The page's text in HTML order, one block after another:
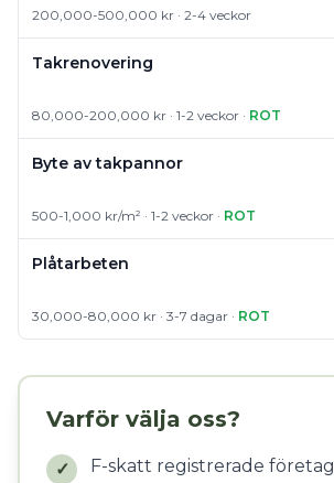
200,000-500,000 kr · 2-4 veckor
Takrenovering
80,000-200,000 kr · 1-2 veckor · ROT
Byte av takpannor
500-1,000 kr/m² · 1-2 veckor · ROT
Plåtarbeten
30,000-80,000 kr · 3-7 dagar · ROT
Varför välja oss?
✓ F-skatt registrerade företag